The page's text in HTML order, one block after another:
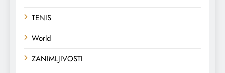
TENIS
World
ZANIMLJIVOSTI